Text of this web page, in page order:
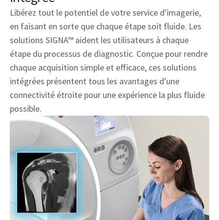
Professeur Alberto Pierallini
Chef du service de radiologie - IRCCS San Raffaele, Rome
Produits
Découvrez l'expérience SIGNA™
intégrée
Libérez tout le potentiel de votre service d'imagerie,
en faisant en sorte que chaque étape soit fluide. Les
solutions SIGNA™ aident les utilisateurs à chaque
étape du processus de diagnostic. Conçue pour rendre
chaque acquisition simple et efficace, ces solutions
intégrées présentent tous les avantages d'une